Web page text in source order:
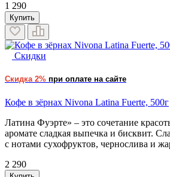
1 290
Купить
Скидки
Скидка 2% при оплате на сайте
Кофе в зёрнах Nivona Latina Fuerte, 500г
Латина Фуэрте» – это сочетание
аромате сладкая выпечка и бисквит.
с нотами сухофруктов, чернослива и
2 290